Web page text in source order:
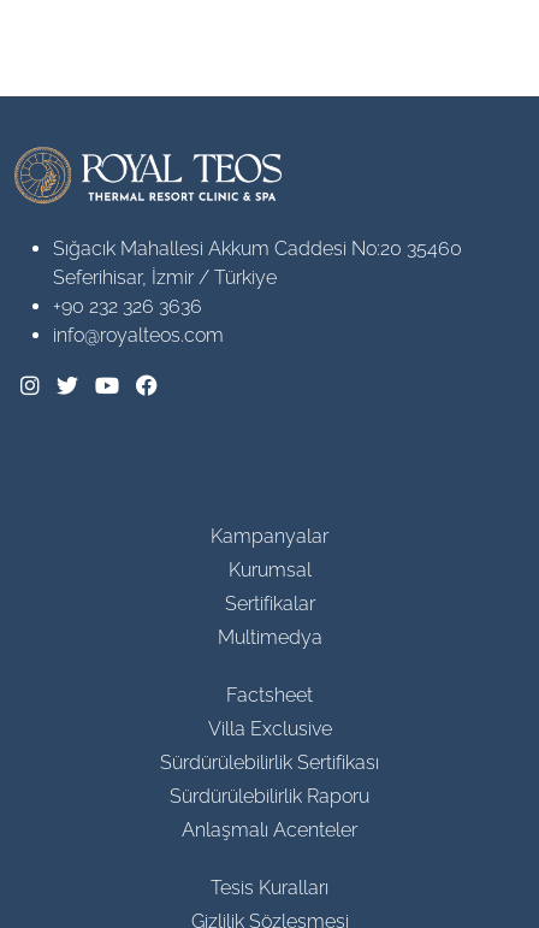
Sığacık Mahallesi Akkum Caddesi No:20 35460
Seferihisar, İzmir / Türkiye
+90 232 326 3636
info@royalteos.com
Kampanyalar
Kurumsal
Sertifikalar
Multimedya
Factsheet
Villa Exclusive
Sürdürülebilirlik Sertifikası
Sürdürülebilirlik Raporu
Anlaşmalı Acenteler
Tesis Kuralları
Gizlilik Sözleşmesi